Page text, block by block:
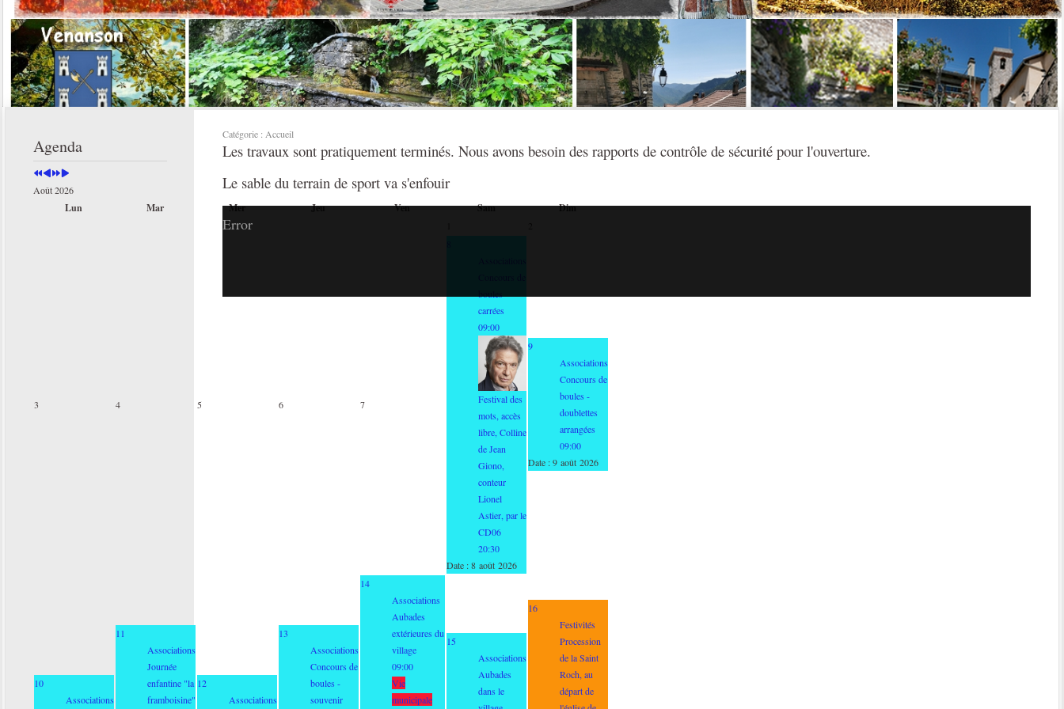
Agenda
Année
MoisAnnée
Mois
Août 2026
Lun Mar Mer Jeu Ven Sam Dim
3 4 5 6 7
carrées
09:00
Festival des
mots, accès
libre, Colline
de Jean
Giono,
conteur
Lionel
Astier, par le
CD06
20:30
Date :8 août 2026
9
Associations
Concours de
boules -
doublettes
arrangées
09:00
Date :9 août 2026
10
Associations
11
Associations
Journée
enfantine "la
framboisine"
12
Associations
13
Associations
Concours de
boules -
souvenir
14
Associations
Aubades
extérieures du
village
09:00
Vie
municipale
15
Associations
Aubades
dans le
16
Festivités
Procession
de la Saint
Roch, au
départ de
Catégorie : Accueil
Les travaux sont pratiquement terminés. Nous avons besoin des rapports de contrôle de sécurité pour l'ouverture.
Le sable du terrain de sport va s'enfouir
Error